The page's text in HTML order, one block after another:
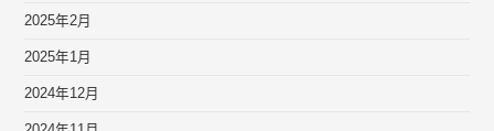
2025年2月
2025年1月
2024年12月